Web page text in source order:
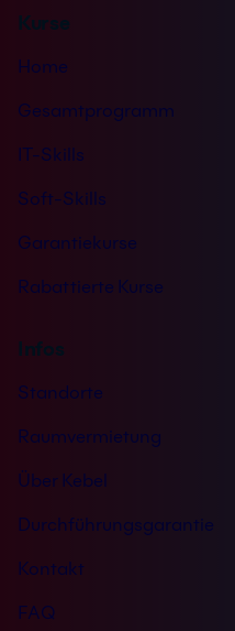
Kurse
Home
Gesamtprogramm
IT-Skills
Soft-Skills
Garantiekurse
Rabattierte Kurse
Infos
Standorte
Raumvermietung
Über Kebel
Durchführungsgarantie
Kontakt
FAQ